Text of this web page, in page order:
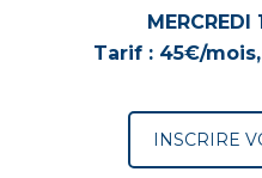
MERCREDI
Tarif : 45€/
INSCRIRE